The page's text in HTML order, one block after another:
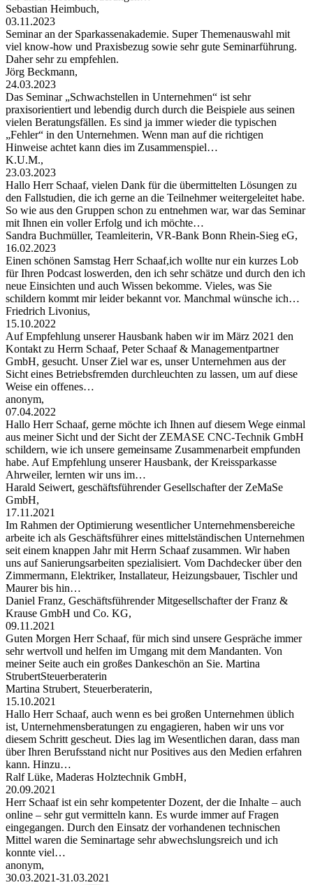
Sebastian Heimbuch,
03.11.2023
Seminar an der Sparkassenakademie. Super Themenauswahl mit
viel know-how und Praxisbezug sowie sehr gute Seminarführung.
Daher sehr zu empfehlen.
Jörg Beckmann,
24.03.2023
Das Seminar „Schwachstellen in Unternehmen“ ist sehr
praxisorientiert und lebendig durch durch die Beispiele aus seinen
vielen Beratungsfällen. Es sind ja immer wieder die typischen
„Fehler“ in den Unternehmen. Wenn man auf die richtigen
Hinweise achtet kann dies im Zusammenspiel…
K.U.M.,
23.03.2023
Hallo Herr Schaaf, vielen Dank für die übermittelten Lösungen zu
den Fallstudien, die ich gerne an die Teilnehmer weitergeleitet habe.
So wie aus den Gruppen schon zu entnehmen war, war das Seminar
mit Ihnen ein voller Erfolg und ich möchte…
Sandra Buchmüller, Teamleiterin, VR-Bank Bonn Rhein-Sieg eG,
16.02.2023
Einen schönen Samstag Herr Schaaf,ich wollte nur ein kurzes Lob
für Ihren Podcast loswerden, den ich sehr schätze und durch den ich
neue Einsichten und auch Wissen bekomme. Vieles, was Sie
schildern kommt mir leider bekannt vor. Manchmal wünsche ich…
Friedrich Livonius,
15.10.2022
Auf Empfehlung unserer Hausbank haben wir im März 2021 den
Kontakt zu Herrn Schaaf, Peter Schaaf & Managementpartner
GmbH, gesucht. Unser Ziel war es, unser Unternehmen aus der
Sicht eines Betriebsfremden durchleuchten zu lassen, um auf diese
Weise ein offenes…
anonym,
07.04.2022
Hallo Herr Schaaf, gerne möchte ich Ihnen auf diesem Wege einmal
aus meiner Sicht und der Sicht der ZEMASE CNC-Technik GmbH
schildern, wie ich unsere gemeinsame Zusammenarbeit empfunden
habe. Auf Empfehlung unserer Hausbank, der Kreissparkasse
Ahrweiler, lernten wir uns im…
Harald Seiwert, geschäftsführender Gesellschafter der ZeMaSe
GmbH,
17.11.2021
Im Rahmen der Optimierung wesentlicher Unternehmensbereiche
arbeite ich als Geschäftsführer eines mittelständischen Unternehmen
seit einem knappen Jahr mit Herrn Schaaf zusammen. Wir haben
uns auf Sanierungsarbeiten spezialisiert. Vom Dachdecker über den
Zimmermann, Elektriker, Installateur, Heizungsbauer, Tischler und
Maurer bis hin…
Daniel Franz, Geschäftsführender Mitgesellschafter der Franz &
Krause GmbH und Co. KG,
09.11.2021
Guten Morgen Herr Schaaf, für mich sind unsere Gespräche immer
sehr wertvoll und helfen im Umgang mit dem Mandanten. Von
meiner Seite auch ein großes Dankeschön an Sie. Martina
StrubertSteuerberaterin
Martina Strubert, Steuerberaterin,
15.10.2021
Hallo Herr Schaaf, auch wenn es bei großen Unternehmen üblich
ist, Unternehmensberatungen zu engagieren, haben wir uns vor
diesem Schritt gescheut. Dies lag im Wesentlichen daran, dass man
über Ihren Berufsstand nicht nur Positives aus den Medien erfahren
kann. Hinzu…
Ralf Lüke, Maderas Holztechnik GmbH,
20.09.2021
Herr Schaaf ist ein sehr kompetenter Dozent, der die Inhalte – auch
online – sehr gut vermitteln kann. Es wurde immer auf Fragen
eingegangen. Durch den Einsatz der vorhandenen technischen
Mittel waren die Seminartage sehr abwechslungsreich und ich
konnte viel…
anonym,
30.03.2021-31.03.2021